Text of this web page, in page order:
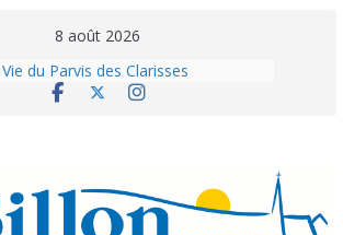
8 août 2026
Vie du Parvis des Clarisses
La brochure « Des vacances
Splendeurs murales de nos églises
Abonnez-vous ! Réabonnez-vous !